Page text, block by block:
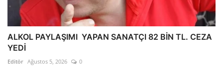
ALKOL PAYLAŞIMI YAPAN SANATÇI 82 BİN TL. CEZA
YEDİ
Editör Ağustos 5, 2026 0